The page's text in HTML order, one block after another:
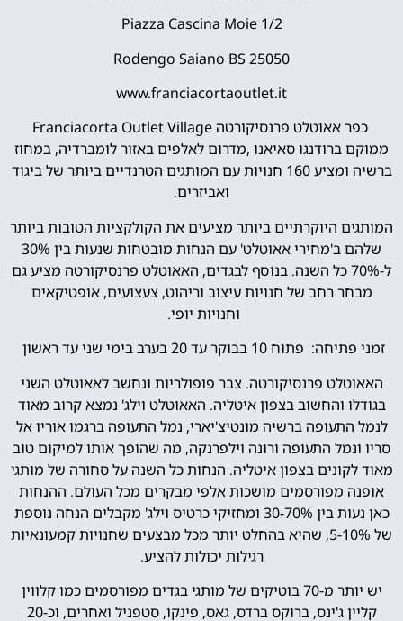
Piazza Cascina Moie 1/2
25050 Rodengo Saiano BS
www.franciacortaoutlet.it
כפר אאוטלט פרנסיקורטה Franciacorta Outlet Village
ממוקם ברודנגו סאיאנו ,מדרום לאלפים באזור לומברדיה, במחוז
ברשיה ומציע 160 חנויות עם המותגים הטרנדיים ביותר של ביגוד
ואביזרים.
המותגים היוקרתיים ביותר מציעים את הקולקציות הטובות ביותר
שלהם ב'מחירי אאוטלט' עם הנחות מובטחות שנעות בין 30%
ל-70% כל השנה. בנוסף לבגדים, האאוטלט פרנסיקורטה מציע גם
מבחר רחב של חנויות עיצוב וריהוט, צעצועים, אופטיקאים
וחנויות יופי.
זמני פתיחה: פתוח 10 בבוקר עד 20 בערב בימי שני עד ראשון
האאוטלט פרנסיקורטה. צבר פופולריות ונחשב לאאוטלט השני
בגודלו והחשוב בצפון איטליה. האאוטלט וילג' נמצא קרוב מאוד
לנמל התעופה ברשיה מונטיצ'יארי, נמל התעופה ברגמו אוריו אל
סריו ונמל התעופה ורונה וילפרנקה, מה שהופך אותו למיקום טוב
מאוד לקונים בצפון איטליה. הנחות כל השנה על סחורה של מותגי
אופנה מפורסמים מושכות אלפי מבקרים מכל העולם. ההנחות
כאן נעות בין 30-70% ומחזיקי כרטיס וילג' מקבלים הנחה נוספת
של 5-10%, שהיא בהחלט יותר מכל מבצעים שחנויות קמעונאיות
רגילות יכולות להציע.
יש יותר מ-70 בוטיקים של מותגי בגדים מפורסמים כמו קלווין
קליין ג'ינס, ברוקס ברדס, גאס, פינקו, סטפניל ואחרים, וכ-20